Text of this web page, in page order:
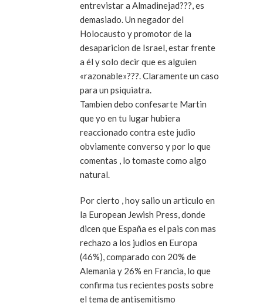
entrevistar a Almadinejad???, es
demasiado. Un negador del
Holocausto y promotor de la
desaparicion de Israel, estar frente
a él y solo decir que es alguien
«razonable»???. Claramente un caso
para un psiquiatra.
Tambien debo confesarte Martin
que yo en tu lugar hubiera
reaccionado contra este judio
obviamente converso y por lo que
comentas , lo tomaste como algo
natural.
Por cierto , hoy salio un articulo en
la European Jewish Press, donde
dicen que España es el pais con mas
rechazo a los judios en Europa
(46%), comparado con 20% de
Alemania y 26% en Francia, lo que
confirma tus recientes posts sobre
el tema de antisemitismo